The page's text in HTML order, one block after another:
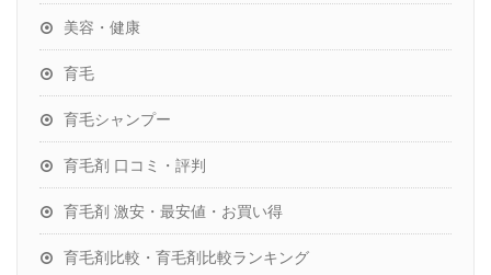
美容・健康
育毛
育毛シャンプー
育毛剤 口コミ・評判
育毛剤 激安・最安値・お買い得
育毛剤比較・育毛剤比較ランキング